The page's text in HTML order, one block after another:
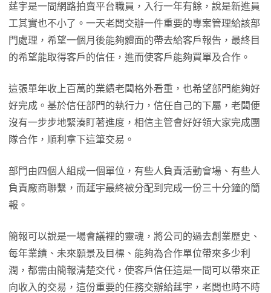
莛宇是一間網路拍賣平台職員，入行一年有餘，說是新進員
工其實也不小了。一天老闆交辦一件重要的專案管理給該部
門處理，希望一個月後能夠體面的帶去給客戶報告，最終目
的希望能取得客戶的信任，進而使客戶能夠買單及合作。
這張單年收上百萬的業績老闆格外看重，也希望部門能夠好
好完成。基於信任部門的執行力，信任自己的下屬，老闆便
沒有一步步地緊湊盯著進度，相信主管會好好領大家完成團
隊合作，順利拿下這筆交易。
部門由四個人組成一個單位，有些人負責活動會場、有些人
負責廠商聯繫，而莛宇最終被分配到完成一份三十分鐘的簡
報。
簡報可以說是一場會議裡的靈魂，將公司的過去創業歷史、
每年業績、未來願景及目標、能夠為合作單位帶來多少利
潤，都需由簡報清楚交代，使客戶信任這是一間可以帶來正
向收入的交易，這份重要的任務交辦給莛宇，老闆也時不時